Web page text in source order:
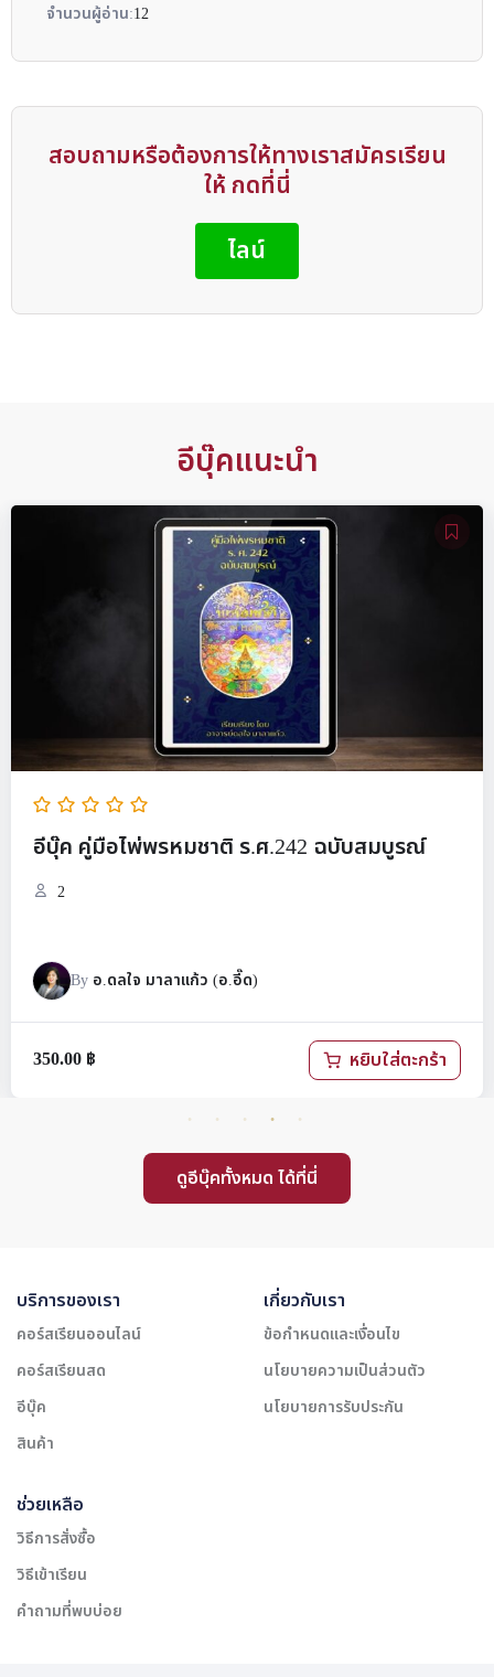
จำนวนผู้อ่าน:12
สอบถามหรือต้องการให้ทางเราสมัครเรียน
ให้ กดที่นี่
ไลน์
อีบุ๊คแนะนำ
พ่พรหมชาติ ร.ศ.242 ฉบับสมบูรณ์
ลใจ มาลาแก้ว (อ.อี๊ด)
หยิบใส่ตะกร้า
ฟรี!! อีบุ๊
ดูอีบุ๊คทั้งหมด ได้ที่นี่
บริการของเรา
คอร์สเรียนออนไลน์
คอร์สเรียนสด
อีบุ๊ค
สินค้า
เกี่ยวกับเรา
ข้อกำหนดและเงื่อนไข
นโยบายความเป็นส่วนตัว
นโยบายการรับประกัน
ช่วยเหลือ
วิธีการสั่งซื้อ
วิธีเข้าเรียน
คำถามที่พบบ่อย